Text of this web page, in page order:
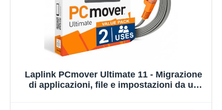
Laplink PCmover Ultimate 11 - Migrazione
di applicazioni, file e impostazioni da un